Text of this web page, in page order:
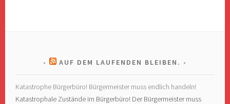
AUF DEM LAUFENDEN BLEIBEN.
Katastrophe Bürgerbüro! Bürgermeister muss endlich handeln!
Katastrophale Zustände im Bürgerbüro! Der Bürgermeister muss